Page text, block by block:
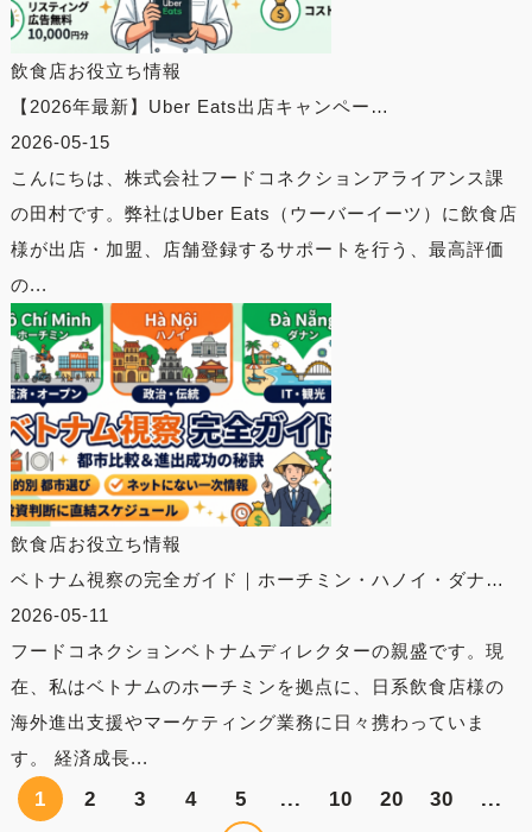
飲食店お役立ち情報
【2026年最新】Uber Eats出店キャンペー…
2026-05-15
こんにちは、株式会社フードコネクションアライアンス課
の田村です。弊社はUber Eats（ウーバーイーツ）に飲食店
様が出店・加盟、店舗登録するサポートを行う、最高評価
の...
飲食店お役立ち情報
ベトナム視察の完全ガイド｜ホーチミン・ハノイ・ダナ…
2026-05-11
フードコネクションベトナムディレクターの親盛です。現
在、私はベトナムのホーチミンを拠点に、日系飲食店様の
海外進出支援やマーケティング業務に日々携わっていま
す。 経済成長...
1 2 3 4 5 ... 10 20 30 ...